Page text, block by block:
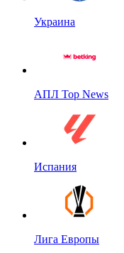
Украина
АПЛ Top News
Испания
Лига Европы